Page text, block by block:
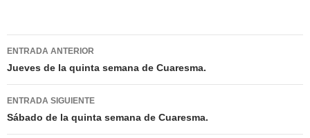
Navegación
de
entradas
ENTRADA ANTERIOR
Jueves de la quinta semana de Cuaresma.
ENTRADA SIGUIENTE
Sábado de la quinta semana de Cuaresma.